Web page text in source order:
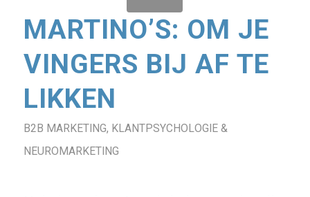
MARTINO’S: OM JE
VINGERS BIJ AF TE
LIKKEN
B2B MARKETING, KLANTPSYCHOLOGIE &
NEUROMARKETING